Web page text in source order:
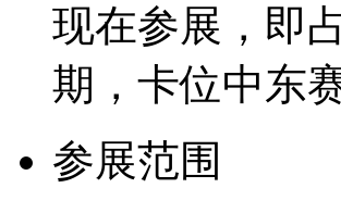
现在参展，即
期，卡位中东
参展范围